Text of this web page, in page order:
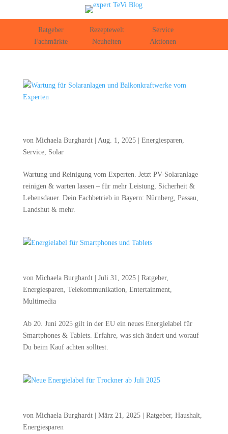
Ratgeber Rezeptewelt
Service
Fachmärkte
Neuheiten Aktionen
von Michaela Burghardt| Aug. 1, 2025| Energiesparen,
Service, Solar
War­tung und Rei­ni­gung vom Exper­ten. Jetzt PV-Solar­an­la­ge
rei­ni­gen & war­ten las­sen – für mehr Leis­tung, Sicher­heit &
Lebens­dau­er. Dein Fach­be­trieb in Bay­ern: Nürn­berg, Pas­sau,
Lands­hut & mehr.
von Michaela Burghardt| Juli 31, 2025| Ratgeber,
Energiesparen, Telekommunikation, Entertainment,
Multimedia
Ab 20. Juni 2025 gilt in der EU ein neu­es Ener­gie­la­bel für
Smart­phones & Tablets. Erfah­re, was sich ändert und wor­auf
Du beim Kauf ach­ten solltest.
von Michaela Burghardt| März 21, 2025| Ratgeber, Haushalt,
Energiesparen